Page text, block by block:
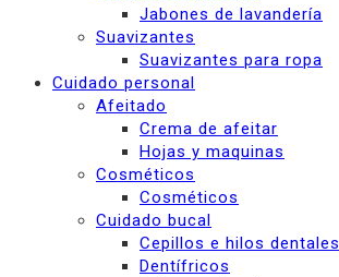
Jabones de lavandería
Suavizantes
Suavizantes para ropa
Cuidado personal
Afeitado
Crema de afeitar
Hojas y maquinas
Cosméticos
Cosméticos
Cuidado bucal
Cepillos e hilos dentales
Dentífricos